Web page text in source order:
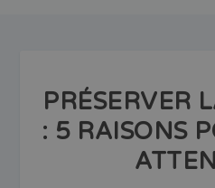
PRÉSERVER
: 5 RAISONS